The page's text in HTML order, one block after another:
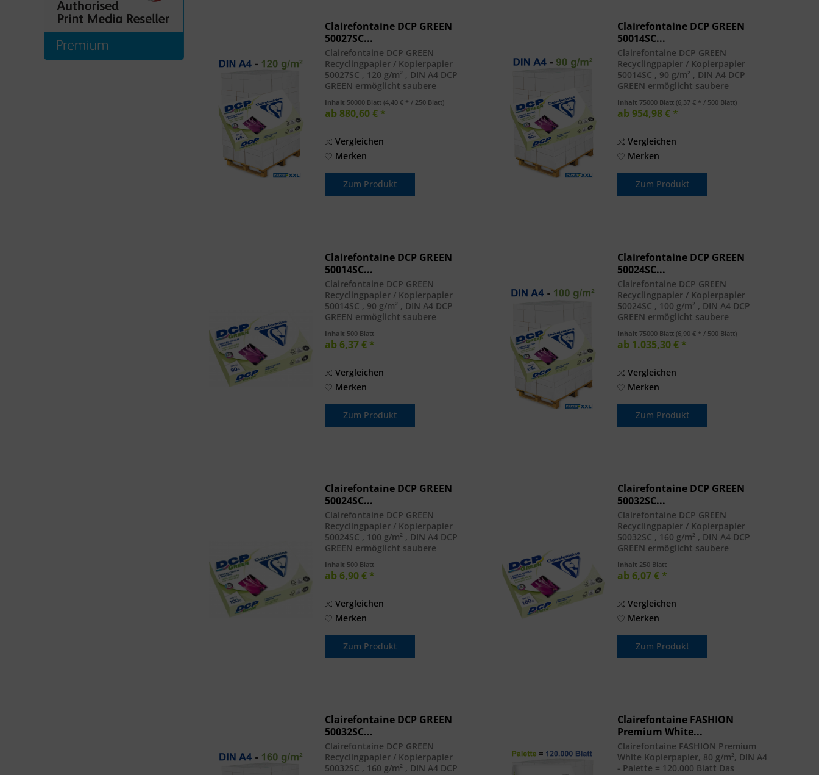
Clairefontaine DCP GREEN
50027SC...
Clairefontaine DCP GREEN
Recyclingpapier / Kopierpapier
50027SC , 120 g/m² , DIN A4 DCP
GREEN ermöglicht saubere
außergewöhnlichen Glätte und
Planlage. Die hohe Weisse und die
Inhalt 50000 Blatt (4,40 € * / 250 Blatt)
ab 880,60 € *
Vergleichen
Merken
Zum Produkt
Clairefontaine DCP GREEN
50014SC...
Clairefontaine DCP GREEN
Recyclingpapier / Kopierpapier
50014SC , 90 g/m² , DIN A4 DCP
GREEN ermöglicht saubere
außergewöhnlichen Glätte und
Planlage. Die hohe Weisse und die
Inhalt 75000 Blatt (6,37 € * / 500 Blatt)
ab 954,98 € *
Vergleichen
Merken
Zum Produkt
Clairefontaine DCP GREEN
50014SC...
Clairefontaine DCP GREEN
Recyclingpapier / Kopierpapier
50014SC , 90 g/m² , DIN A4 DCP
GREEN ermöglicht saubere
außergewöhnlichen Glätte und
Planlage. Die hohe Weisse und die
Inhalt 500 Blatt
ab 6,37 € *
Vergleichen
Merken
Zum Produkt
Clairefontaine DCP GREEN
50024SC...
Clairefontaine DCP GREEN
Recyclingpapier / Kopierpapier
50024SC , 100 g/m² , DIN A4 DCP
GREEN ermöglicht saubere
außergewöhnlichen Glätte und
Planlage. Die hohe Weisse und die
Inhalt 75000 Blatt (6,90 € * / 500 Blatt)
ab 1.035,30 € *
Vergleichen
Merken
Zum Produkt
Clairefontaine DCP GREEN
50024SC...
Clairefontaine DCP GREEN
Recyclingpapier / Kopierpapier
50024SC , 100 g/m² , DIN A4 DCP
GREEN ermöglicht saubere
außergewöhnlichen Glätte und
Planlage. Die hohe Weisse und die
Inhalt 500 Blatt
ab 6,90 € *
Vergleichen
Merken
Zum Produkt
Clairefontaine DCP GREEN
50032SC...
Clairefontaine DCP GREEN
Recyclingpapier / Kopierpapier
50032SC , 160 g/m² , DIN A4 DCP
GREEN ermöglicht saubere
außergewöhnlichen Glätte und
Planlage. Die hohe Weisse und die
Inhalt 250 Blatt
ab 6,07 € *
Vergleichen
Merken
Zum Produkt
Clairefontaine DCP GREEN
50032SC...
Clairefontaine DCP GREEN
Recyclingpapier / Kopierpapier
50032SC , 160 g/m² , DIN A4 DCP
Clairefontaine FASHION
Premium White...
Clairefontaine FASHION Premium
White Kopierpapier, 80 g/m², DIN A4
- Palette = 120.000 Blatt Das